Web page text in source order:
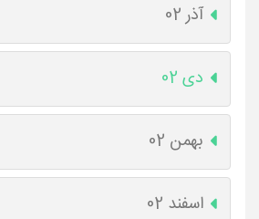
آذر 02
دی 02
بهمن 02
اسفند 02